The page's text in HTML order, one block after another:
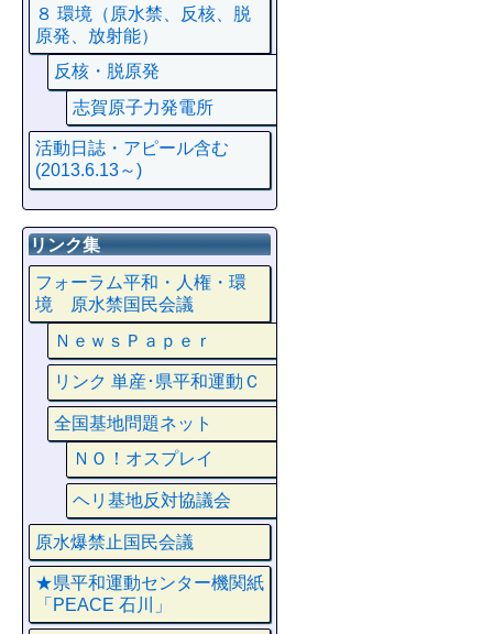
８ 環境（原水禁、反核、脱
原発、放射能）
反核・脱原発
志賀原子力発電所
活動日誌・アピール含む
(2013.6.13～)
リンク集
フォーラム平和・人権・環
境 原水禁国民会議
ＮｅｗｓＰａｐｅｒ
リンク 単産･県平和運動Ｃ
全国基地問題ネット
ＮＯ！オスプレイ
ヘリ基地反対協議会
原水爆禁止国民会議
★県平和運動センター機関紙
「PEACE 石川」